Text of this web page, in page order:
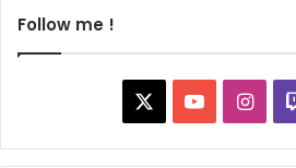
Follow me !
YouTube